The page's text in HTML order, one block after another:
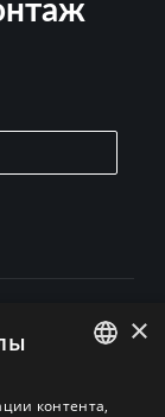
×
контента,